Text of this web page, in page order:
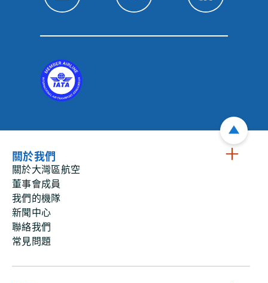
關於我們
關於大灣區航空
董事會成員
我們的機隊
新聞中心
聯絡我們
常見問題